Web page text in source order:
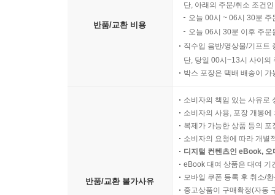
반품/교환 비용
단, 아래의 주문/취소 조건
오늘 00시 ~ 06시 30분
오늘 06시 30분 이후 주
직수입 음반/영상물/기프트
단, 당일 00시~13시 사이의
박스 포장은 택배 배송이
반품/교환 불가사유
소비자의 책임 있는 사유로
소비자의 사용, 포장 개봉
복제가 가능한 상품 등의
소비자의 요청에 따라 개별
디지털 컨텐츠인 eBook,
eBook 대여 상품은 대여 기
모바일 쿠폰 등록 후 취소/
중고상품이 구매확정(자동